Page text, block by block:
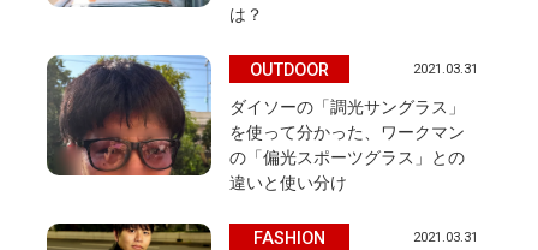
は？
OUTDOOR 2021.03.31
ダイソーの「調光サングラス」
を使って分かった、ワークマン
の「偏光スポーツグラス」との
違いと使い分け
FASHION 2021.03.31